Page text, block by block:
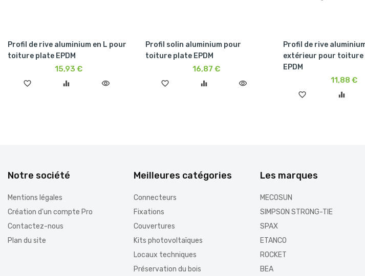
Profil de rive aluminium en L pour
toiture plate EPDM
15,93 €
favorite_border equalizer visibility
Profil solin aluminium pour
toiture plate EPDM
16,87 €
favorite_border equalizer visibility
Profil de rive
extérieur pour toiture
EPDM
11,88 €
favorite_border equalizer
Notre société
Mentions légales
Création d'un compte Pro
Contactez-nous
Plan du site
Meilleures catégories
Connecteurs
Fixations
Couvertures
Kits photovoltaïques
Locaux techniques
Préservation du bois
Les marques
MECOSUN
SIMPSON STRONG-TIE
SPAX
ETANCO
ROCKET
BEA